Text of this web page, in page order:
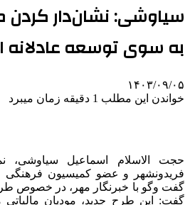
سیاوشی: نشان‌دار کردن
به سوی توسعه عادلانه ۳۱ استان است
۱۴۰۳/۰۹/۰۵
خواندن این مطلب 1 دقیقه زمان میبرد
حجت الاسلام اسماعیل سیاوشی،
فریدونشهر
و عضو کمیسیون فرهنگی
گفت وگو با خبرنگار مهر، در خصوص
گفت: این طرح جدید، مودیان